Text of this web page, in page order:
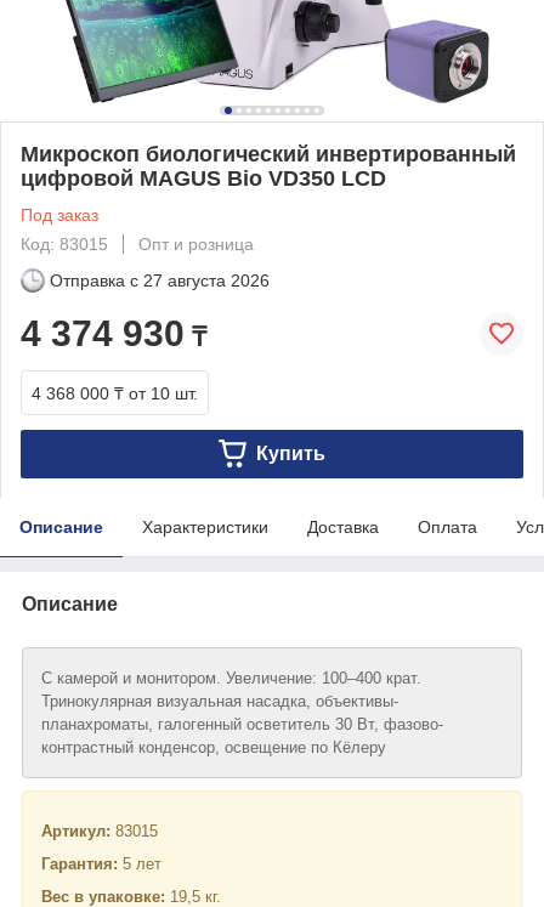
Микроскоп биологический инвертированный
цифровой MAGUS Bio VD350 LCD
Под заказ
Код: 83015
Опт и розница
Отправка с 27 августа 2026
4 374 930 ₸
4 368 000 ₸ от 10 шт.
Купить
Описание Характеристики Доставка Оплата
Описание
С камерой и монитором. Увеличение: 100–400 крат.
Тринокулярная визуальная насадка, объективы-
планахроматы, галогенный осветитель 30 Вт, фазово-
контрастный конденсор, освещение по Кёлеру
Артикул: 83015
Гарантия: 5 лет
Вес в упаковке: 19,5 кг.